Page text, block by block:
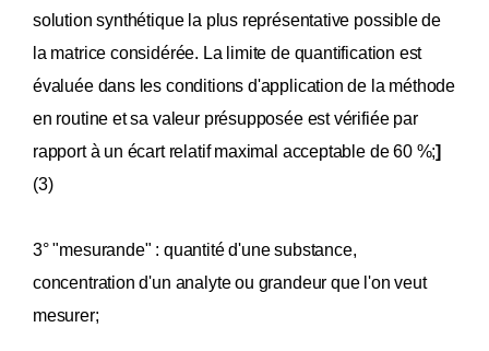
solution synthétique la plus représentative possible de
la matrice considérée. La limite de quantification est
évaluée dans les conditions d'application de la méthode
en routine et sa valeur présupposée est vérifiée par
rapport à un écart relatif maximal acceptable de 60 %;]
(3)
3° "mesurande" : quantité d'une substance,
concentration d'un analyte ou grandeur que l'on veut
mesurer;